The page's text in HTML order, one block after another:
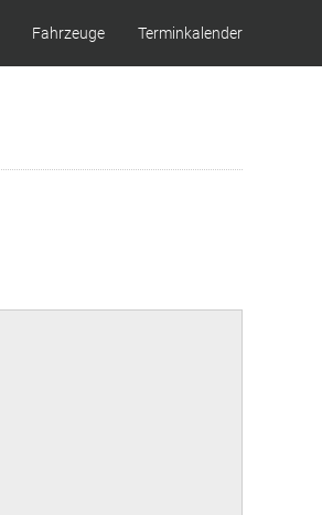
Fahrzeuge Terminkalender